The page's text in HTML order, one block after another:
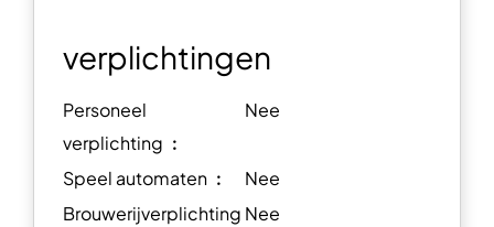
verplichtingen
Personeel
verplichting ︰
Nee
Speel automaten ︰
Nee
Brouwerijverplichting Nee